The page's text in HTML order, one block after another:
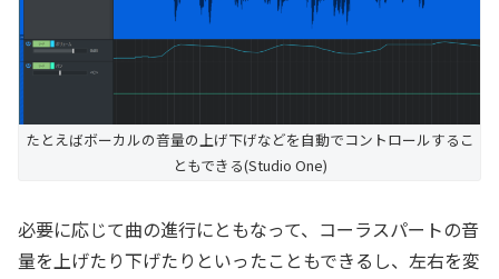
たとえばボーカルの音量の上げ下げなどを自動でコントロールするこ
ともできる(Studio One)
必要に応じて曲の進行にともなって、コーラスパートの音
量を上げたり下げたりといったこともできるし、左右を変